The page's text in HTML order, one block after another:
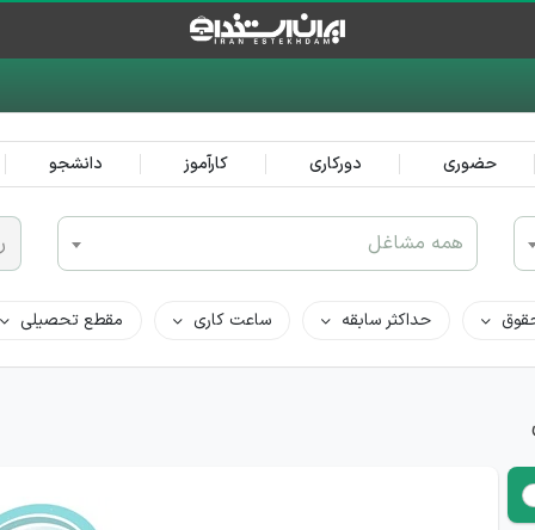
حضوری دورکاری کارآموز دانشجو
همه مشاغل
حداکثر سابقه ساعت کاری مقطع تحصیلی